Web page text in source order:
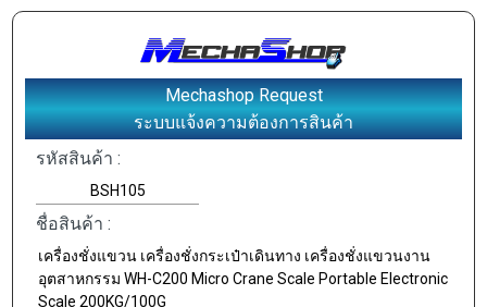
Mechashop Request
ระบบแจ้งความต้องการสินค้า
รหัสสินค้า :
ชื่อสินค้า :